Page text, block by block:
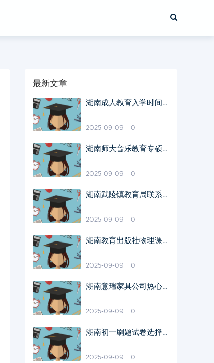
最新文章
湖南成人教育入学时间公
2025-09-09 0
湖南师大音乐教育专硕就
2025-09-09 0
湖南武陵镇教育局联系电
2025-09-09 0
湖南教育出版社物理课本
2025-09-09 0
湖南意瑞家具公司热心捐
2025-09-09 0
湖南初一刷题试卷选择指
2025-09-09 0